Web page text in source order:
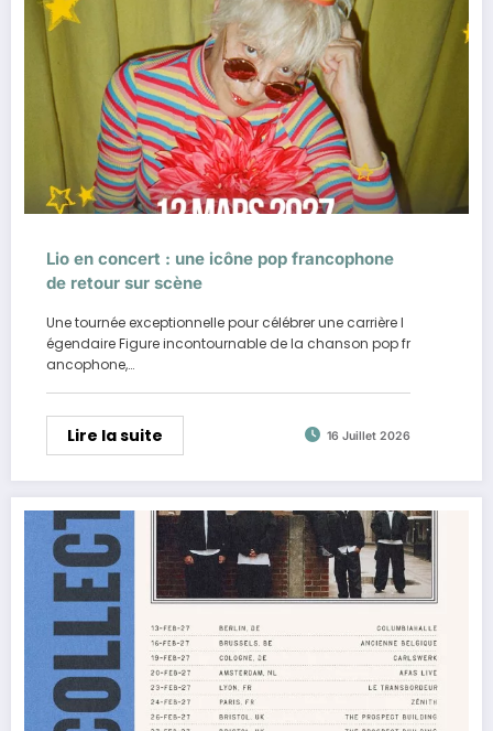
Lio en concert : une icône pop francophone
de retour sur scène
Une tournée exceptionnelle pour célébrer une carrière l
égendaire Figure incontournable de la chanson pop fr
ancophone,…
Lire la suite 16 Juillet 2026